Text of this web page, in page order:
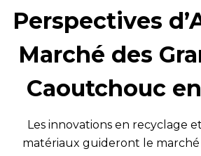
Perspectives
Marché des
Caoutchouc
Les innovations en recyclage
matériaux guideront le marché